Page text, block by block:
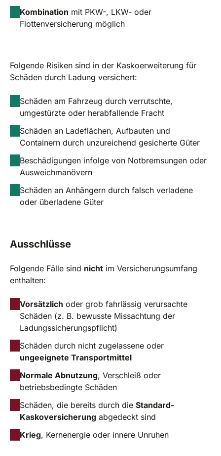
Kombination mit PKW-, LKW- oder
Flottenversicherung möglich
Folgende Risiken sind in der Kaskoerweiterung für
Schäden durch Ladung versichert:
Schäden am Fahrzeug durch verrutschte,
umgestürzte oder herabfallende Fracht
Schäden an Ladeflächen, Aufbauten und
Containern durch unzureichend gesicherte Güter
Beschädigungen infolge von Notbremsungen oder
Ausweichmanövern
Schäden an Anhängern durch falsch verladene
oder überladene Güter
Ausschlüsse
Folgende Fälle sind nicht im Versicherungsumfang
enthalten:
Vorsätzlich oder grob fahrlässig verursachte
Schäden (z. B. bewusste Missachtung der
Ladungssicherungspflicht)
Schäden durch nicht zugelassene oder
ungeeignete Transportmittel
Normale Abnutzung, Verschleiß oder
betriebsbedingte Schäden
Schäden, die bereits durch die Standard-
Kaskoversicherung abgedeckt sind
Krieg, Kernenergie oder innere Unruhen